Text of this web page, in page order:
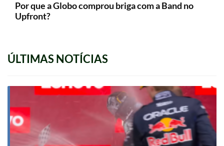
Por que a Globo comprou briga com a Band no
Upfront?
ÚLTIMAS NOTÍCIAS